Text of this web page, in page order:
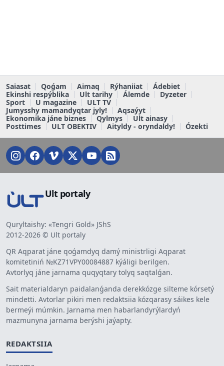
Saiasat Qoǵam Aimaq Rýhaniiat
Ádebiet
Ekinshi respýblika
Ult tarihy Álemde
Dyzeter
Sport
U magazine
ULT TV
Jumysshy mamandyqtar jyly!
Aqsaýyt
Ekonomika jáne biznes
Qylmys
Ult ainasy
Posttimes
ULT OBEKTIV Aityldy - oryndaldy! Ózekti
Ult portaly
Quryltaishy: «Tengri Gold» JShS
2012-2026 © Ult portaly
QR Aqparat jáne qoǵamdyq damý ministrligi Aqparat
komitetiniń №KZ71VPY00084887 kýáligi berilgen.
Avtorlyq jáne jarnama quqyqtary tolyq saqtalǵan.
Sait materialdaryn paidalanǵanda derekkózge silteme kórsetý
mindetti. Avtorlar pikiri men redaktsiia kózqarasy sáikes kele
bermeýi múmkin. Jarnama men habarlandyrýlardyń
mazmunyna jarnama berýshi jaýapty.
REDAKTSIIA